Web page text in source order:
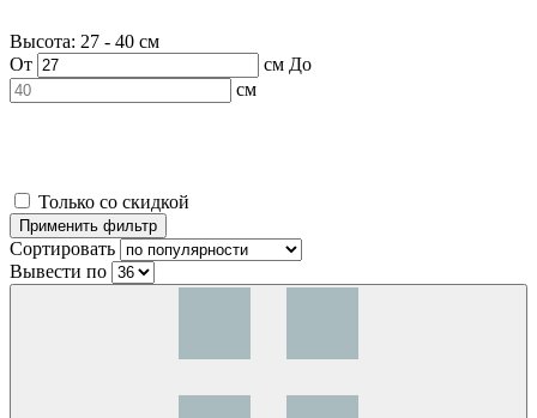
Высота: 27 - 40 см
От
см До
см
Только со скидкой
Сортировать
Вывести по